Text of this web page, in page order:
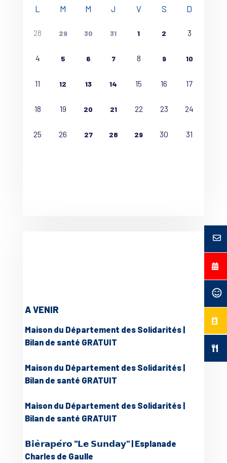
L M M J V S D
28 29 30 31 1 2 3
4 5 6 7 8 9 10
11 12 13 14 15 16 17
18 19 20 21 22 23 24
25 26 27 28 29 30 31
A VENIR
Maison du Département des Solidarités |
Bilan de santé GRATUIT
Maison du Département des Solidarités |
Bilan de santé GRATUIT
Maison du Département des Solidarités |
Bilan de santé GRATUIT
𝗕𝗶𝗲̀𝗿𝗮𝗽𝗲́𝗿𝗼 "𝗟𝗲 𝗦𝘂𝗻𝗱𝗮𝘆" | Esplanade
Charles de Gaulle